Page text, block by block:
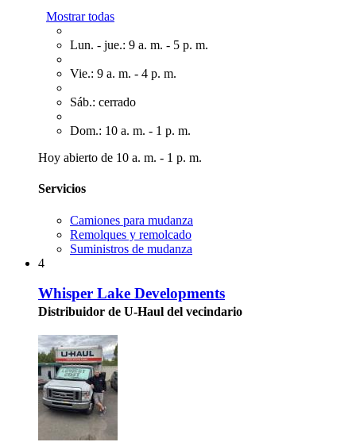
Mostrar todas
Lun. - jue.: 9 a. m. - 5 p. m.
Vie.: 9 a. m. - 4 p. m.
Sáb.: cerrado
Dom.: 10 a. m. - 1 p. m.
Hoy abierto de 10 a. m. - 1 p. m.
Servicios
Camiones para mudanza
Remolques y remolcado
Suministros de mudanza
4
Whisper Lake Developments
Distribuidor de U-Haul del vecindario